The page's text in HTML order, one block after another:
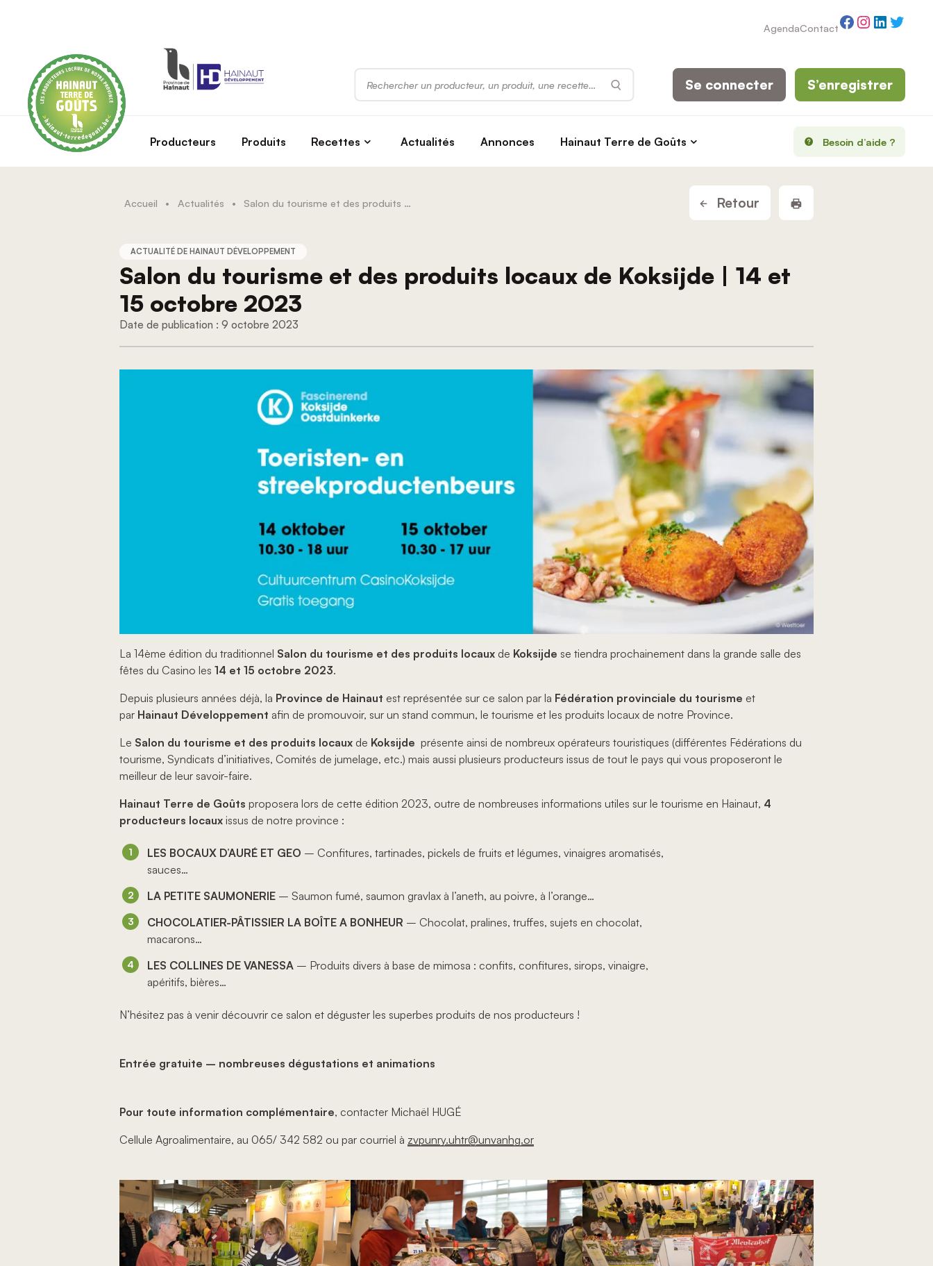
AgendaContactFacebook
Instagram
Rechercher
Producteurs Produits Recettes Actualités Annonces Hainaut Terre de Goûts Besoin d’aide ?
Se connecter S’enregistrer
Accueil • Actualités • Salon du tourisme et des produits locaux de Koksijde | 14 et 15 octobre 2023 Retour
ACTUALITÉ DE HAINAUT DÉVELOPPEMENT
Salon du tourisme et des produits locaux de Koksijde | 14 et
15 octobre 2023
9 octobre 2023
La 14ème édition du traditionnel Salon du tourisme et des produits locaux de Koksijde se tiendra prochainement dans la grande salle des
fêtes du Casino les 14 et 15 octobre 2023.
Depuis plusieurs années déjà, la Province de Hainaut est représentée sur ce salon par la Fédération provinciale du tourisme et
par Hainaut Développement afin de promouvoir, sur un stand commun, le tourisme et les produits locaux de notre Province.
Le Salon du tourisme et des produits locaux de Koksijde présente ainsi de nombreux opérateurs touristiques (différentes Fédérations du
tourisme, Syndicats d’initiatives, Comités de jumelage, etc.) mais aussi plusieurs producteurs issus de tout le pays qui vous proposeront le
meilleur de leur savoir-faire.
Hainaut Terre de Goûts proposera lors de cette édition 2023, outre de nombreuses informations utiles sur le tourisme en Hainaut, 4
producteurs locaux issus de notre province :
LES BOCAUX D’AURÉ ET GEO – Confitures, tartinades, pickels de fruits et légumes, vinaigres aromatisés,
sauces…
LA PETITE SAUMONERIE – Saumon fumé, saumon gravlax à l’aneth, au poivre, à l’orange…
CHOCOLATIER-PÂTISSIER LA BOÎTE A BONHEUR – Chocolat, pralines, truffes, sujets en chocolat,
macarons…
LES COLLINES DE VANESSA – Produits divers à base de mimosa : confits, confitures, sirops, vinaigre,
apéritifs, bières…
N’hésitez pas à venir découvrir ce salon et déguster les superbes produits de nos producteurs !
Entrée gratuite – nombreuses dégustations et animations
Pour toute information complémentaire, contacter Michaël HUGÉ
Cellule Agroalimentaire, au 065/ 342 582 ou par courriel à zvpunry.uhtr@unvanhg.or